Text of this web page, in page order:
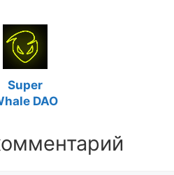
Super
DAO